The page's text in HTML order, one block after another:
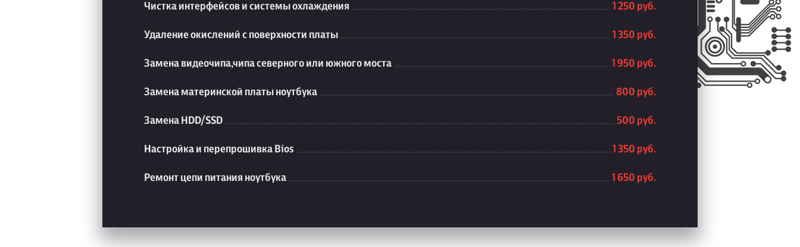
Чистка интерфейсов и системы охлаждения 1 250 руб.
Удаление окислений с поверхности платы 1 350 руб.
Замена видеочипа,чипа северного или южного моста 1 950 руб.
Замена материнской платы ноутбука 800 руб.
Замена HDD/SSD 500 руб.
Настройка и перепрошивка Bios 1 350 руб.
Ремонт цепи питания ноутбука 1 650 руб.